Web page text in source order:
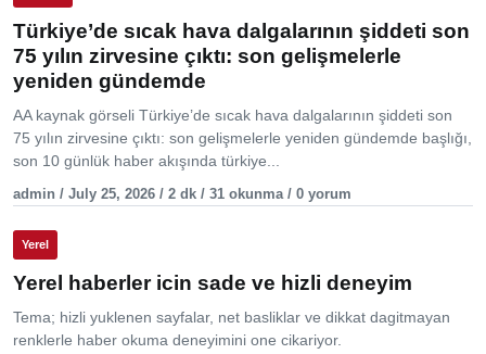
Türkiye’de sıcak hava dalgalarının şiddeti son
75 yılın zirvesine çıktı: son gelişmelerle
yeniden gündemde
AA kaynak görseli Türkiye’de sıcak hava dalgalarının şiddeti son
75 yılın zirvesine çıktı: son gelişmelerle yeniden gündemde başlığı,
son 10 günlük haber akışında türkiye...
admin / July 25, 2026 / 2 dk / 31 okunma / 0 yorum
Yerel
Yerel haberler icin sade ve hizli deneyim
Tema; hizli yuklenen sayfalar, net basliklar ve dikkat dagitmayan
renklerle haber okuma deneyimini one cikariyor.